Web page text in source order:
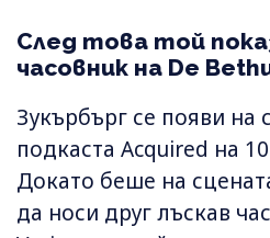
След това той
часовник на De
Зукърбърг се появи на
подкаста Acquired на
Докато беше на
да носи друг лъскав